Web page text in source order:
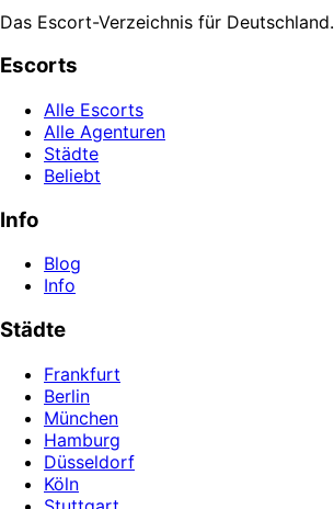
Das Escort-Verzeichnis für Deutschland.
Escorts
Alle Escorts
Alle Agenturen
Städte
Beliebt
Info
Blog
Info
Städte
Frankfurt
Berlin
München
Hamburg
Düsseldorf
Köln